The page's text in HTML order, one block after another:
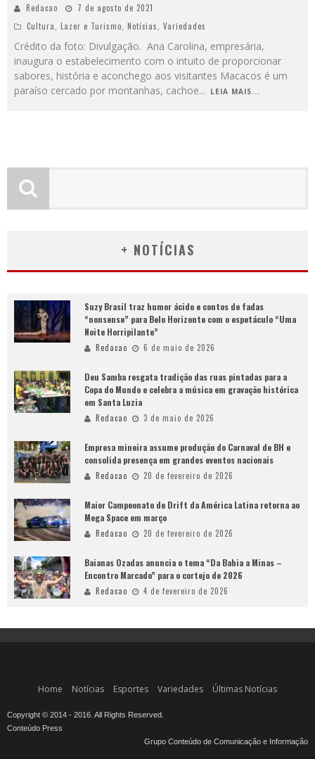
Redacao
7 de agosto de 2021
Cultura, Lazer e Turismo, Notícias, Variedades
Crédito da foto: Divulgação. Ana Carolina, empresária,
inaugura o estabelecimento com o intuito de proporcionar
sabores, história e aconchego aos visitantes Macacos é um
paraíso cercado por montanhas, cachoe... LEIA MAIS...
+ NOTÍCIAS
Suzy Brasil traz humor ácido e contos de fadas
“nonsense” para Belo Horizonte com o espetáculo “Uma
Noite Horripilante”
Redacao 6 de maio de 2026
Deu Samba resgata tradição das ruas pintadas para a
Copa do Mundo e celebra a música em gravação histórica
em Santa Luzia
Redacao 3 de maio de 2026
Empresa mineira assume produção do Carnaval de BH e
consolida presença em grandes eventos nacionais
Redacao 20 de fevereiro de 2026
Maior Campeonato de Drift da América Latina retorna ao
Mega Space em março
Redacao 20 de fevereiro de 2026
Baianas Ozadas anuncia o tema “Da Bahia a Minas –
Encontro Marcado” para o cortejo de 2026
Redacao 4 de fevereiro de 2026
Home Notícias Esportes Variedades Últimas Notícias
Copyright © 2014 - 2016. All Rights Reserved.
Conteúdo Press
Grupo Conteúdo de Comunicação e Informação